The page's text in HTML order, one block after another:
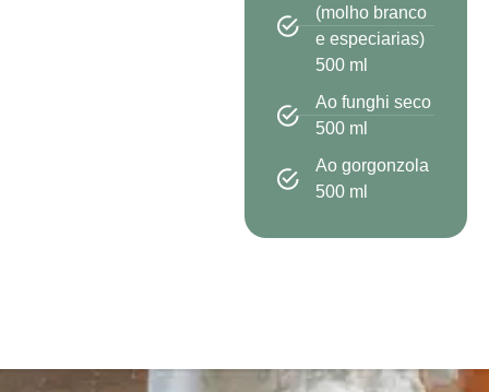
(molho branco
e especiarias)
500 ml
Ao funghi seco
500 ml
Ao gorgonzola
500 ml